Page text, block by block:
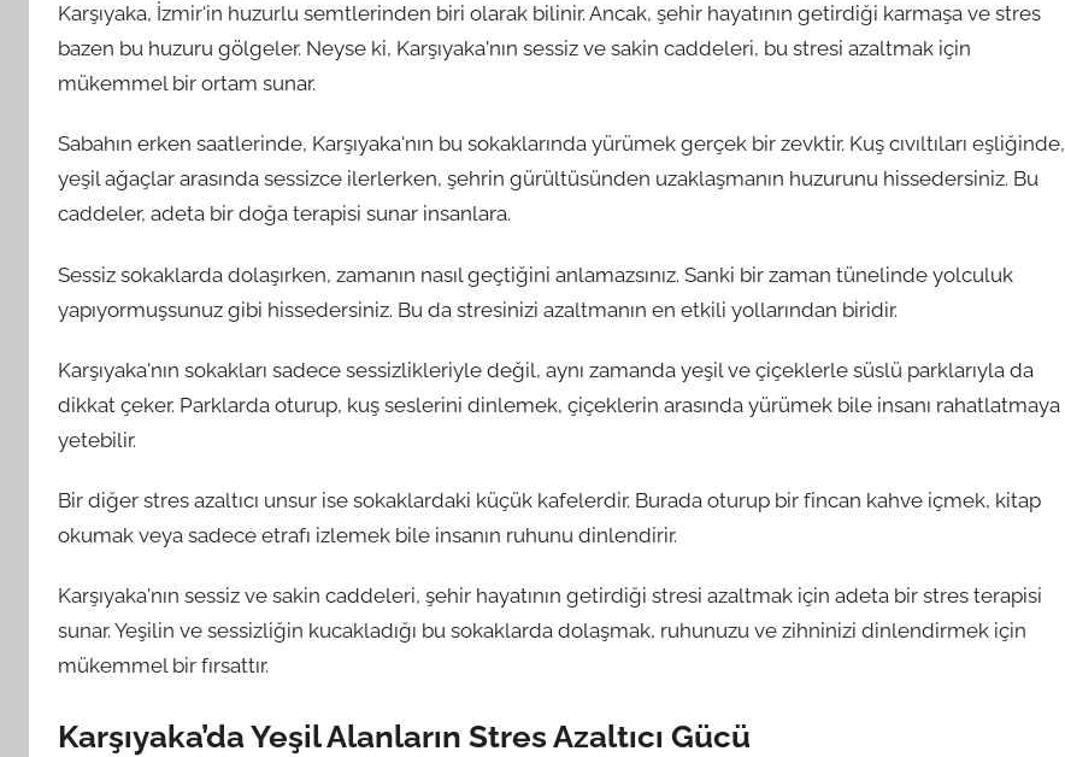
Karşıyaka, İzmir'in huzurlu semtlerinden biri olarak bilinir. Ancak, şehir hayatının getirdiği karmaşa ve stres
bazen bu huzuru gölgeler. Neyse ki, Karşıyaka'nın sessiz ve sakin caddeleri, bu stresi azaltmak için
mükemmel bir ortam sunar.
Sabahın erken saatlerinde, Karşıyaka'nın bu sokaklarında yürümek gerçek bir zevktir. Kuş cıvıltıları eşliğinde,
yeşil ağaçlar arasında sessizce ilerlerken, şehrin gürültüsünden uzaklaşmanın huzurunu hissedersiniz. Bu
caddeler, adeta bir doğa terapisi sunar insanlara.
Sessiz sokaklarda dolaşırken, zamanın nasıl geçtiğini anlamazsınız. Sanki bir zaman tünelinde yolculuk
yapıyormuşsunuz gibi hissedersiniz. Bu da stresinizi azaltmanın en etkili yollarından biridir.
Karşıyaka'nın sokakları sadece sessizlikleriyle değil, aynı zamanda yeşil ve çiçeklerle süslü parklarıyla da
dikkat çeker. Parklarda oturup, kuş seslerini dinlemek, çiçeklerin arasında yürümek bile insanı rahatlatmaya
yetebilir.
Bir diğer stres azaltıcı unsur ise sokaklardaki küçük kafelerdir. Burada oturup bir fincan kahve içmek, kitap
okumak veya sadece etrafı izlemek bile insanın ruhunu dinlendirir.
Karşıyaka'nın sessiz ve sakin caddeleri, şehir hayatının getirdiği stresi azaltmak için adeta bir stres terapisi
sunar. Yeşilin ve sessizliğin kucakladığı bu sokaklarda dolaşmak, ruhunuzu ve zihninizi dinlendirmek için
mükemmel bir fırsattır.
Karşıyaka’da Yeşil Alanların Stres Azaltıcı Gücü